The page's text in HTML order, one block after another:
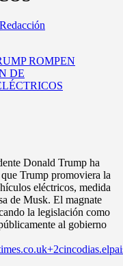
Redacción
Donald Trump ha
Trump promoviera la
eléctricos, medida
de Musk. El magnate
la legislación como
al gobierno